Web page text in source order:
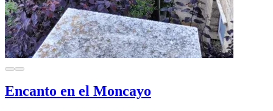
Encanto en el Moncayo